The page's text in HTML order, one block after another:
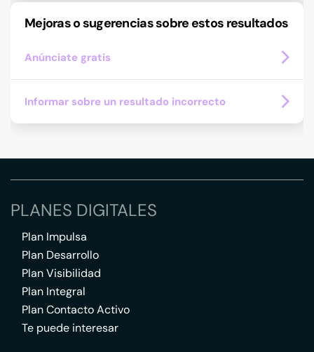
Mejoras o sugerencias sobre estos resultados
Anúnciate gratis
Informar sobre un resultado incorrecto
PLANES DIGITALES
Plan Impulsa
Plan Desarrollo
Plan Visibilidad
Plan Integral
Plan Contacto Activo
Te puede interesar